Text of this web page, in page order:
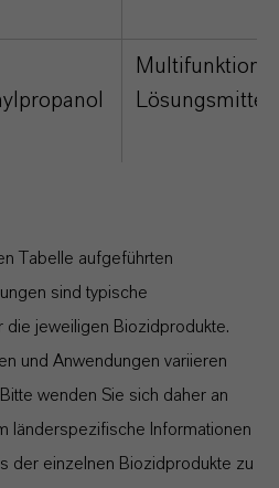
Lösungsmittel
Tabelle aufgeführten
sind typische
jeweiligen Biozidprodukte.
und Anwendungen variieren
wenden Sie sich daher an
länderspezifische Informationen
der einzelnen Biozidprodukte zu